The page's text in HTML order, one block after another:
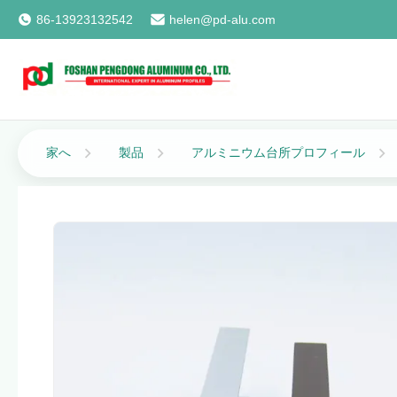
86-13923132542 helen@pd-alu.com
家へ 製品 アルミニウム台所プロフィール